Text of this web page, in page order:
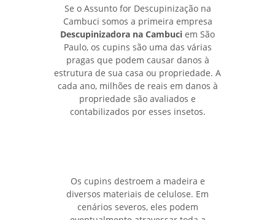
Se o Assunto for Descupinização na
Cambuci somos a primeira empresa
Descupinizadora na Cambuci em São
Paulo, os cupins são uma das várias
pragas que podem causar danos à
estrutura de sua casa ou propriedade. A
cada ano, milhões de reais em danos à
propriedade são avaliados e
contabilizados por esses insetos.
Os cupins destroem a madeira e
diversos materiais de celulose. Em
cenários severos, eles podem